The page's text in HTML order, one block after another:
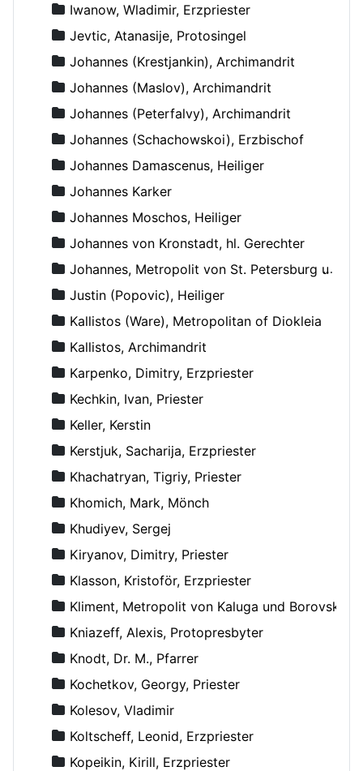
Iwanow, Wladimir, Erzpriester
Jevtic, Atanasije, Protosingel
Johannes (Krestjankin), Archimandrit
Johannes (Maslov), Archimandrit
Johannes (Peterfalvy), Archimandrit
Johannes (Schachowskoi), Erzbischof
Johannes Damascenus, Heiliger
Johannes Karker
Johannes Moschos, Heiliger
Johannes von Kronstadt, hl. Gerechter
Johannes, Metropolit von St. Petersburg und Ladoga
Justin (Popovic), Heiliger
Kallistos (Ware), Metropolitan of Diokleia
Kallistos, Archimandrit
Karpenko, Dimitry, Erzpriester
Kechkin, Ivan, Priester
Keller, Kerstin
Kerstjuk, Sacharija, Erzpriester
Khachatryan, Tigriy, Priester
Khomich, Mark, Mönch
Khudiyev, Sergej
Kiryanov, Dimitry, Priester
Klasson, Kristoför, Erzpriester
Kliment, Metropolit von Kaluga und Borovsk
Kniazeff, Alexis, Protopresbyter
Knodt, Dr. M., Pfarrer
Kochetkov, Georgy, Priester
Kolesov, Vladimir
Koltscheff, Leonid, Erzpriester
Kopeikin, Kirill, Erzpriester